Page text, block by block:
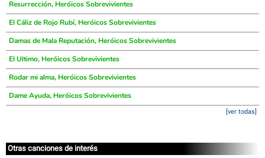
Resurrección, Heróicos Sobrevivientes
El Cáliz de Rojo Rubí, Heróicos Sobrevivientes
Damas de Mala Reputación, Heróicos Sobrevivientes
El Ultimo, Heróicos Sobrevivientes
Rodar mi alma, Heróicos Sobrevivientes
Dame Ayuda, Heróicos Sobrevivientes
[ver todas]
Otras canciones de interés